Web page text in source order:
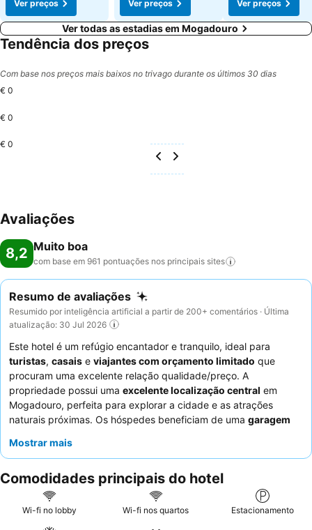
Ver preços
Ver preços Ver preços
Ver todas as estadias em Mogadouro
Tendência dos preços
Com base nos preços mais baixos no trivago durante os últimos 30 dias
€ 0
€ 0
€ 0
Avaliações
8,2 Muito boa
com base em 961 pontuações nos principais sites
Resumo de avaliações
Resumido por inteligência artificial a partir de 200+ comentários · Última
atualização: 30 Jul 2026
Este hotel é um refúgio encantador e tranquilo, ideal para
turistas, casais e viajantes com orçamento limitado que
procuram uma excelente relação qualidade/preço. A
propriedade possui uma excelente localização central em
Mogadouro, perfeita para explorar a cidade e as atrações
naturais próximas. Os hóspedes beneficiam de uma garagem
viaja de mota. Os
como variado e abundante. Para uma experiência mais privada,
considere solicitar um dos
quartos grandes com varanda
Mostrar mais
Comodidades principais do hotel
Wi-fi no lobby Wi-fi nos quartos Estacionamento